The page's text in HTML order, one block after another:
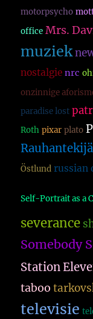
motorpsycho
office Mrs.
muziek
nostalgie nrc
onzinnige
paradise lost
Roth pixar plato
Rauhantekijä
Östlund russian
Self-Portrait as a
severance
Somebody
Station
taboo
televisie